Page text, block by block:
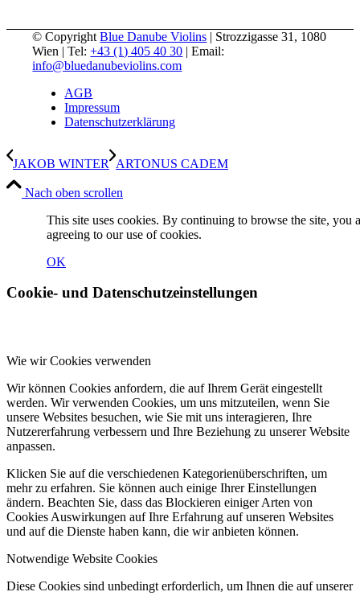
© CopyrightBlue Danube Violins | Strozzigasse 31, 1080
Wien | Tel:+43 (1) 405 40 30 | Email:
info@bluedanubeviolins.com
AGB
Impressum
Datenschutzerklärung
JAKOB WINTER ARTONUS CADEM
Nach oben scrollen
This site uses cookies. By continuing to browse the site, you
agreeing to our use of cookies.
OK
Cookie- und Datenschutzeinstellungen
Wie wir Cookies verwenden
Wir können Cookies anfordern, die auf Ihrem Gerät eingestellt
werden. Wir verwenden Cookies, um uns mitzuteilen, wenn Sie
unsere Websites besuchen, wie Sie mit uns interagieren, Ihre
Nutzererfahrung verbessern und Ihre Beziehung zu unserer Website
anpassen.
Klicken Sie auf die verschiedenen Kategorienüberschriften, um
mehr zu erfahren. Sie können auch einige Ihrer Einstellungen
ändern. Beachten Sie, dass das Blockieren einiger Arten von
Cookies Auswirkungen auf Ihre Erfahrung auf unseren Websites
und auf die Dienste haben kann, die wir anbieten können.
Notwendige Website Cookies
Diese Cookies sind unbedingt erforderlich, um Ihnen die auf unserer